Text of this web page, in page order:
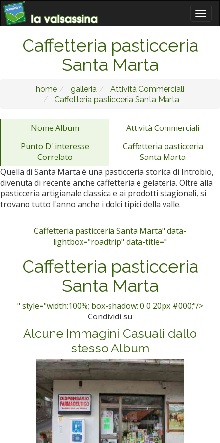
Caffetteria pasticceria
Santa Marta
home galleria
Attività Commerciali
Caffetteria pasticceria Santa Marta
Nome Album
Attività Commerciali
Punto D' interesse
Correlato
Caffetteria pasticceria
Santa Marta
Quella di Santa Marta è una pasticceria storica di Introbio,
divenuta di recente anche caffetteria e gelateria. Oltre alla
pasticceria artigianale classica e ai prodotti stagionali, si
trovano tutto l'anno anche i dolci tipici della valle.
Caffetteria pasticceria Santa Marta" data-
lightbox="roadtrip" data-title="
Caffetteria pasticceria
Santa Marta
" style="width:100%; box-shadow: 0 0 20px #000;"/>
Condividi su
Alcune Immagini Casuali dallo
stesso Album